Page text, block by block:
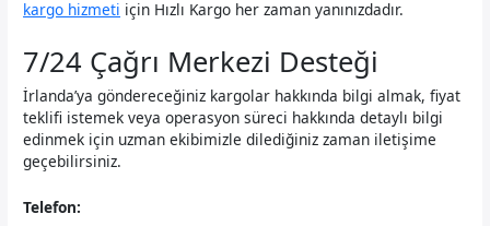
kargo hizmeti için Hızlı Kargo her zaman yanınızdadır.
7/24 Çağrı Merkezi Desteği
İrlanda’ya göndereceğiniz kargolar hakkında bilgi almak, fiyat
teklifi istemek veya operasyon süreci hakkında detaylı bilgi
edinmek için uzman ekibimizle dilediğiniz zaman iletişime
geçebilirsiniz.
Telefon: